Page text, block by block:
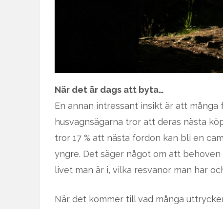
När det är dags att byta…
En annan intressant insikt är att många
husvagnsägarna tror att deras nästa
tror 17 % att nästa fordon kan bli en
yngre. Det säger något om att
livet man är i, vilka resvanor man har
När det kommer till vad många